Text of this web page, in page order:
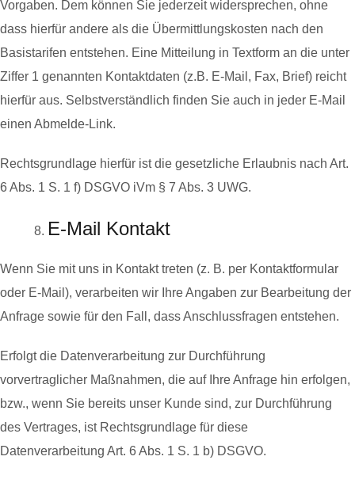
Vorgaben. Dem können Sie jederzeit widersprechen, ohne
dass hierfür andere als die Übermittlungskosten nach den
Basistarifen entstehen. Eine Mitteilung in Textform an die unter
Ziffer 1 genannten Kontaktdaten (z.B. E-Mail, Fax, Brief) reicht
hierfür aus. Selbstverständlich finden Sie auch in jeder E-Mail
einen Abmelde-Link.
Rechtsgrundlage hierfür ist die gesetzliche Erlaubnis nach Art.
6 Abs. 1 S. 1 f) DSGVO iVm § 7 Abs. 3 UWG.
E-Mail Kontakt
Wenn Sie mit uns in Kontakt treten (z. B. per Kontaktformular
oder E-Mail), verarbeiten wir Ihre Angaben zur Bearbeitung der
Anfrage sowie für den Fall, dass Anschlussfragen entstehen.
Erfolgt die Datenverarbeitung zur Durchführung
vorvertraglicher Maßnahmen, die auf Ihre Anfrage hin erfolgen,
bzw., wenn Sie bereits unser Kunde sind, zur Durchführung
des Vertrages, ist Rechtsgrundlage für diese
Datenverarbeitung Art. 6 Abs. 1 S. 1 b) DSGVO.